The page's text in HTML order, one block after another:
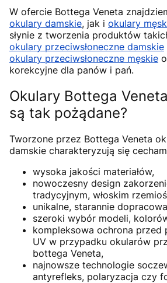
W ofercie Bottega Veneta
okulary damskie, jak i okulary
słynie z tworzenia produktów
okulary przeciwsłoneczne damskie
okulary przeciwsłoneczne męskie
korekcyjne dla panów i pań.
Okulary Bottega
są tak pożądane?
Tworzone przez Bottega Veneta
damskie charakteryzują się
wysoka jakości materiałów,
nowoczesny design
tradycyjnym, włoskim
unikalne, starannie
szeroki wybór modeli,
kompleksowa ochrona przed
UV w przypadku okularów
bottega Veneta,
najnowsze technologie
antyrefleks, polaryzacja czy